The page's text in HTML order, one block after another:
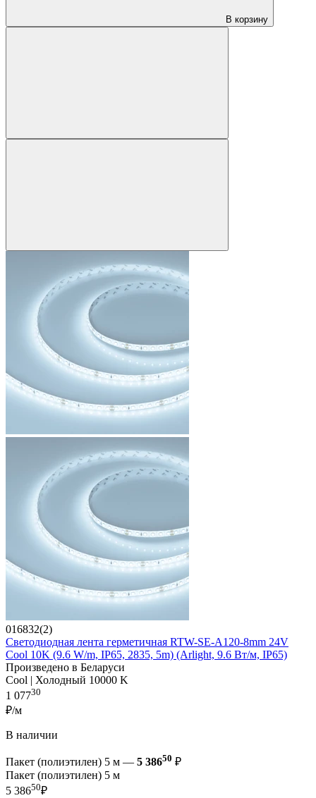
В корзину
016832(2)
Светодиодная лента герметичная RTW-SE-A120-8mm 24V
Cool 10K (9.6 W/m, IP65, 2835, 5m) (Arlight, 9.6 Вт/м, IP65)
Произведено в Беларуси
Cool | Холодный 10000 K
1 07730
₽/м
В наличии
Пакет (полиэтилен) 5 м — 5 38650 ₽
Пакет (полиэтилен) 5 м
5 38650₽